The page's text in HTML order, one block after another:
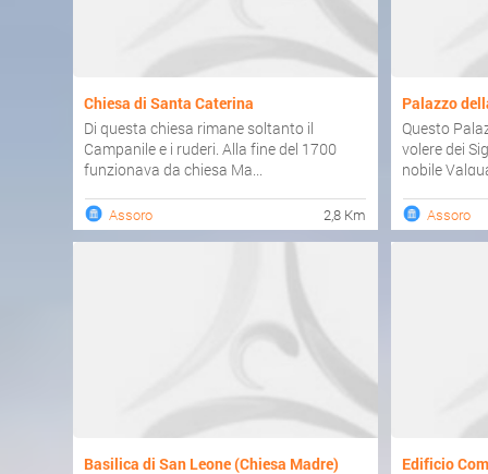
Chiesa di Santa Caterina
Di questa chiesa rimane soltanto il
Campanile e i ruderi. Alla fine del 1700
funzionava da chiesa Ma...
Assoro 2,8 Km
Palazzo
Questo
volere dei
nobile
Assoro
Basilica di San Leone (Chiesa Madre)
Edificio